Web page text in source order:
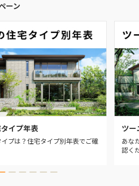
ーン
イプ年表
プは？住宅タイプ別年表でご確
ツー
あな
認く